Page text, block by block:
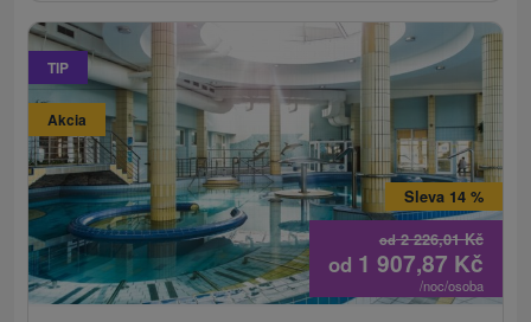
TIP
Akcia
od2 226,01Kč
Sleva 14 %
od 1 907,87 Kč
/noc/osoba